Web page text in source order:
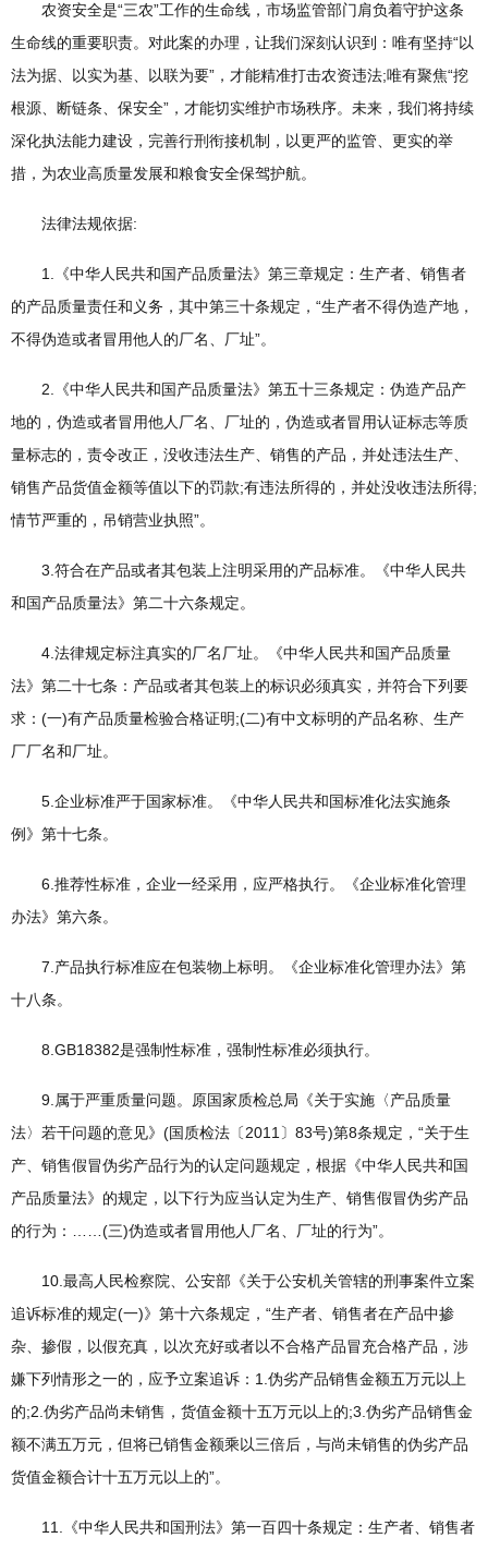
农资安全是“三农”工作的生命线，市场监管部门肩负着守护这条
生命线的重要职责。对此案的办理，让我们深刻认识到：唯有坚持“以
法为据、以实为基、以联为要”，才能精准打击农资违法;唯有聚焦“挖
根源、断链条、保安全”，才能切实维护市场秩序。未来，我们将持续
深化执法能力建设，完善行刑衔接机制，以更严的监管、更实的举
措，为农业高质量发展和粮食安全保驾护航。
法律法规依据:
1.《中华人民共和国产品质量法》第三章规定：生产者、销售者
的产品质量责任和义务，其中第三十条规定，“生产者不得伪造产地，
不得伪造或者冒用他人的厂名、厂址”。
2.《中华人民共和国产品质量法》第五十三条规定：伪造产品产
地的，伪造或者冒用他人厂名、厂址的，伪造或者冒用认证标志等质
量标志的，责令改正，没收违法生产、销售的产品，并处违法生产、
销售产品货值金额等值以下的罚款;有违法所得的，并处没收违法所得;
情节严重的，吊销营业执照”。
3.符合在产品或者其包装上注明采用的产品标准。《中华人民共
和国产品质量法》第二十六条规定。
4.法律规定标注真实的厂名厂址。《中华人民共和国产品质量
法》第二十七条：产品或者其包装上的标识必须真实，并符合下列要
求：(一)有产品质量检验合格证明;(二)有中文标明的产品名称、生产
厂厂名和厂址。
5.企业标准严于国家标准。《中华人民共和国标准化法实施条
例》第十七条。
6.推荐性标准，企业一经采用，应严格执行。《企业标准化管理
办法》第六条。
7.产品执行标准应在包装物上标明。《企业标准化管理办法》第
十八条。
8.GB18382是强制性标准，强制性标准必须执行。
9.属于严重质量问题。原国家质检总局《关于实施〈产品质量
法〉若干问题的意见》(国质检法〔2011〕83号)第8条规定，“关于生
产、销售假冒伪劣产品行为的认定问题规定，根据《中华人民共和国
产品质量法》的规定，以下行为应当认定为生产、销售假冒伪劣产品
的行为：……(三)伪造或者冒用他人厂名、厂址的行为”。
10.最高人民检察院、公安部《关于公安机关管辖的刑事案件立案
追诉标准的规定(一)》第十六条规定，“生产者、销售者在产品中掺
杂、掺假，以假充真，以次充好或者以不合格产品冒充合格产品，涉
嫌下列情形之一的，应予立案追诉：1.伪劣产品销售金额五万元以上
的;2.伪劣产品尚未销售，货值金额十五万元以上的;3.伪劣产品销售金
额不满五万元，但将已销售金额乘以三倍后，与尚未销售的伪劣产品
货值金额合计十五万元以上的”。
11.《中华人民共和国刑法》第一百四十条规定：生产者、销售者